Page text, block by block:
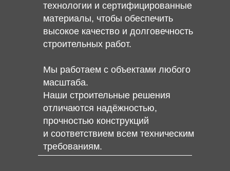
технологии и сертифицированные
материалы, чтобы обеспечить
высокое качество и долговечность
строительных работ.
Мы работаем с объектами любого
масштаба.
Наши строительные решения
отличаются надёжностью,
прочностью конструкций
и соответствием всем техническим
требованиям.